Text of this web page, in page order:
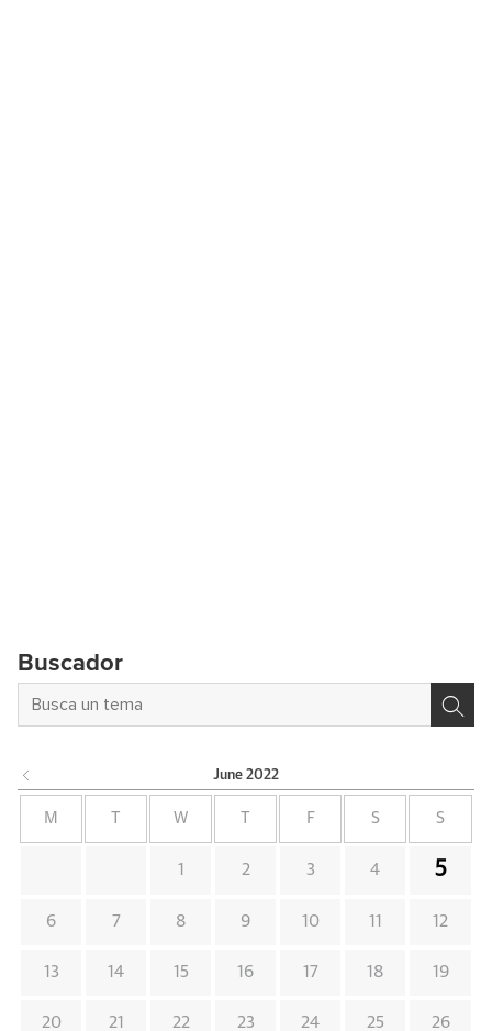
Buscador
June 2022
M W F S S
1 2 3 4 5
6 7 8 9 10 11 12
13 14 15 16 17 18 19
20 21 22 23 24 25 26